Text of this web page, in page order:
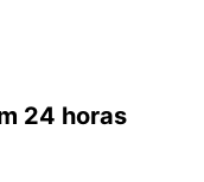
24 horas